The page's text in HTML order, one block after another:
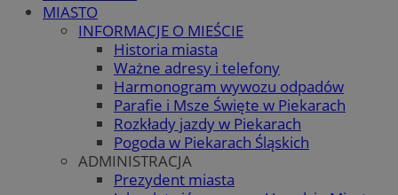
MIASTO
INFORMACJE O MIEŚCIE
Historia miasta
Ważne adresy i telefony
Harmonogram wywozu odpadów
Parafie i Msze Święte w Piekarach
Rozkłady jazdy w Piekarach
Pogoda w Piekarach Śląskich
ADMINISTRACJA
Prezydent miasta